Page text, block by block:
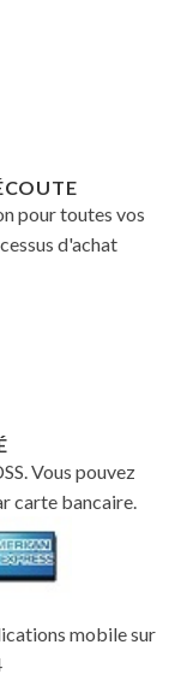
pour toutes vos
d'achat
Vous pouvez
carte bancaire.
mobile sur